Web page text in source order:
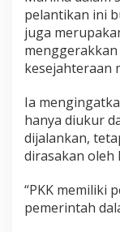
pelantikan ini
juga
kesejahteraan
Ia
hanya diukur
dijalankan,
dirasakan oleh
“PKK memiliki
pemerintah